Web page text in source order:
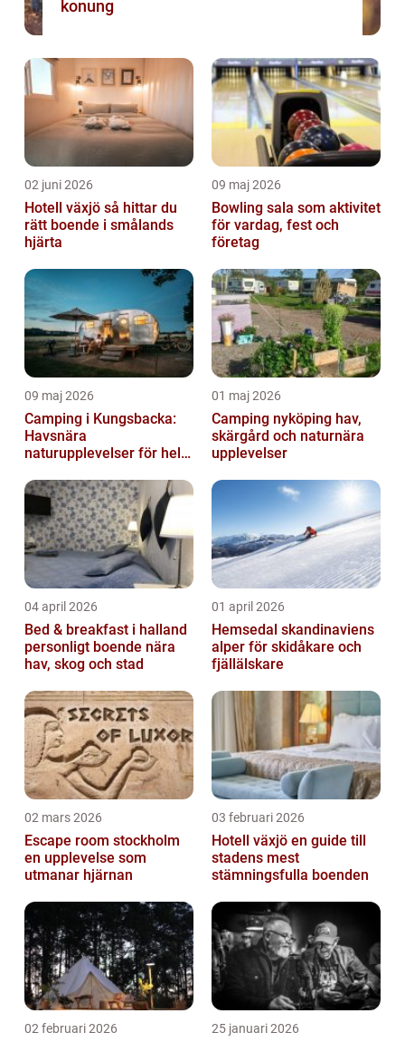
konung
02 juni 2026
Hotell växjö så hittar du
rätt boende i smålands
hjärta
09 maj 2026
Bowling sala som aktivitet
för vardag, fest och
företag
09 maj 2026
Camping i Kungsbacka:
Havsnära
naturupplevelser för hela
01 maj 2026
Camping nyköping hav,
skärgård och naturnära
upplevelser
04 april 2026
Bed & breakfast i halland
personligt boende nära
hav, skog och stad
01 april 2026
Hemsedal skandinaviens
alper för skidåkare och
fjällälskare
02 mars 2026
Escape room stockholm
en upplevelse som
utmanar hjärnan
03 februari 2026
Hotell växjö en guide till
stadens mest
stämningsfulla boenden
02 februari 2026 25 januari 2026